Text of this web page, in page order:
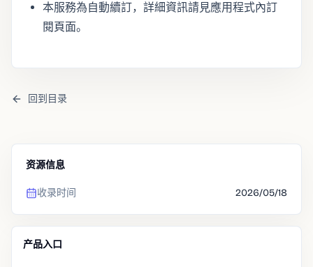
本服務為自動續訂，詳細資訊請見應用程式內訂
閱頁面。
回到目录
资源信息
收录时间 2026/05/18
产品入口